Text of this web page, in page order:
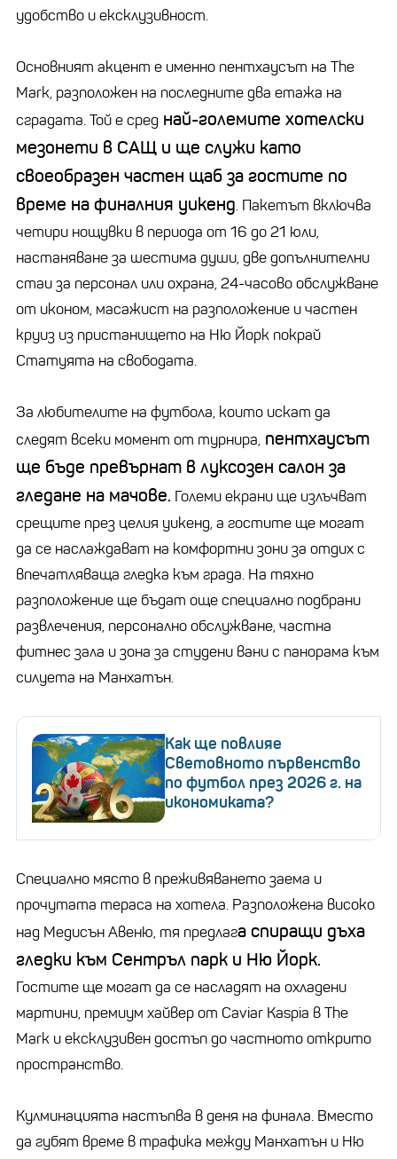
удобство и ексклузивност.
Основният акцент е именно пентхаусът на The
Mark, разположен на последните два етажа на
сградата. Той е сред най-големите хотелски
мезонети в САЩ и ще служи като
своеобразен частен щаб за гостите по
време на финалния уикенд. Пакетът включва
четири нощувки в периода от 16 до 21 юли,
настаняване за шестима души, две допълнителни
стаи за персонал или охрана, 24-часово обслужване
от иконом, масажист на разположение и частен
круиз из пристанището на Ню Йорк покрай
Статуята на свободата.
За любителите на футбола, които искат да
следят всеки момент от турнира, пентхаусът
ще бъде превърнат в луксозен салон за
гледане на мачове. Големи екрани ще излъчват
срещите през целия уикенд, а гостите ще могат
да се наслаждават на комфортни зони за отдих с
впечатляваща гледка към града. На тяхно
разположение ще бъдат още специално подбрани
развлечения, персонално обслужване, частна
фитнес зала и зона за студени вани с панорама към
силуета на Манхатън.
Как ще повлияе
Световното първенство
по футбол през 2026 г. на
икономиката?
Специално място в преживяването заема и
прочутата тераса на хотела. Разположена високо
над Медисън Авеню, тя предлага спиращи дъха
гледки към Сентръл парк и Ню Йорк.
Гостите ще могат да се насладят на охладени
мартини, премиум хайвер от Caviar Kaspia в The
Mark и ексклузивен достъп до частното открито
пространство.
Кулминацията настъпва в деня на финала. Вместо
да губят време в трафика между Манхатън и Ню